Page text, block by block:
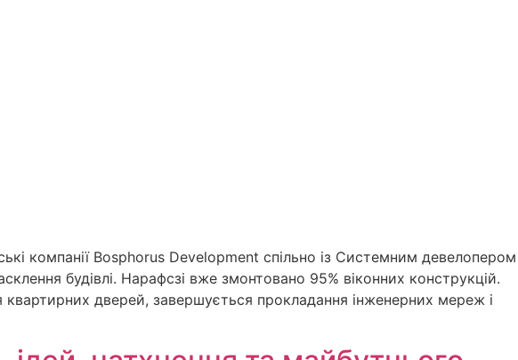
компанії Bosphorus Development спільно із Системним девелопером
будівлі. Нарафсзі вже змонтовано 95% віконних конструкцій.
дверей, завершується прокладання інженерних мереж і